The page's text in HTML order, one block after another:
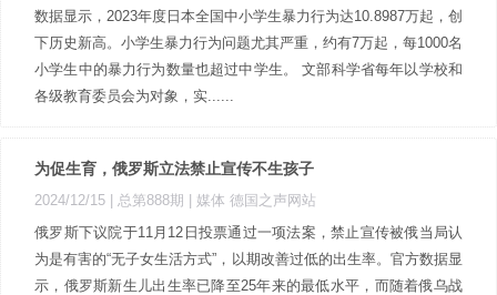
数据显示，2023年度日本全国中小学生暴力行为达10.8987万起，创
下历史新高。小学生暴力行为问题尤其严重，约有7万起，每1000名
小学生中的暴力行为数量也超过中学生。 文部科学省每年以学校和
各级教育委员会为对象，实......
为促生育，俄罗斯立法禁止宣传不生孩子
2024/12/15 | 总第888期
| 媒体 德国之声网站
俄罗斯下议院于11月12日投票通过一项法案，禁止宣传被俄当局认
为是有害的“无子女生活方式”，以期改善过低的出生率。官方数据显
示，俄罗斯新生儿出生率已降至25年来的最低水平，而随着俄乌战